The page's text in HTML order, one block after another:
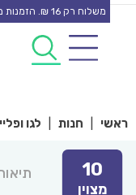
משלוח רק 16 ₪. הזמנות מעל 250 ₪ משלוח נק’ איסוף חינם
| חנות | לגו
מצוין
תיאור